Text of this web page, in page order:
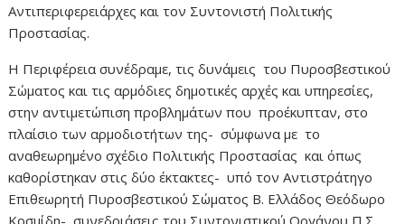
Αντιπεριφερειάρχες και τον Συντονιστή Πολιτικής
Προστασίας.
Η Περιφέρεια συνέδραμε, τις δυνάμεις του Πυροσβεστικού
Σώματος και τις αρμόδιες δημοτικές αρχές και υπηρεσίες,
στην αντιμετώπιση προβλημάτων που προέκυπταν, στο
πλαίσιο των αρμοδιοτήτων της- σύμφωνα με το
αναθεωρημένο σχέδιο Πολιτικής Προστασίας και όπως
καθορίστηκαν στις δύο έκτακτες- υπό τον Αντιστράτηγο
Επιθεωρητή Πυροσβεστικού Σώματος Β. Ελλάδος Θεόδωρο